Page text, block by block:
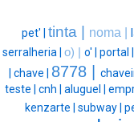
pet' | tinta | noma |
serralheria | o) | o' | portal |
chave | 8778 |
teste | cnh | aluguel |
kenzarte | subway |